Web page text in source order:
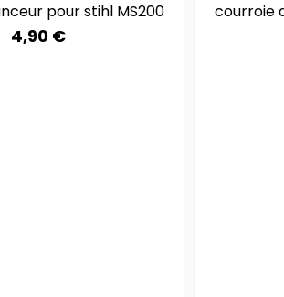
pour stihl MS200
4,90 €
courroie